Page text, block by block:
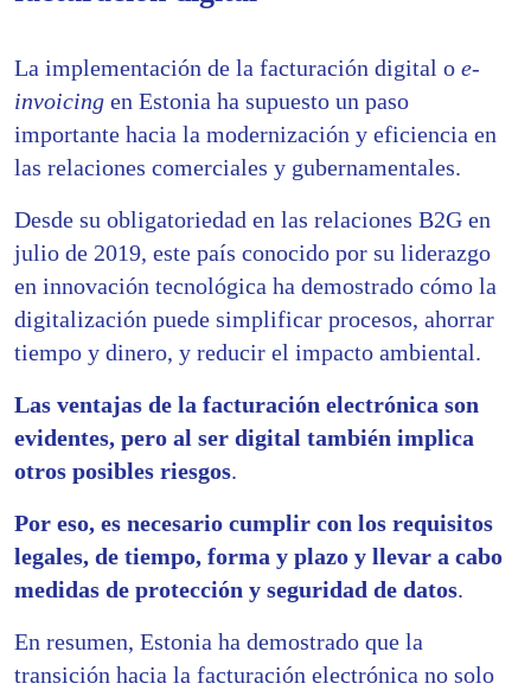
La implementación de la facturación digital o e-
invoicing en Estonia ha supuesto un paso
importante hacia la modernización y eficiencia en
las relaciones comerciales y gubernamentales.
Desde su obligatoriedad en las relaciones B2G en
julio de 2019, este país conocido por su liderazgo
en innovación tecnológica ha demostrado cómo la
digitalización puede simplificar procesos, ahorrar
tiempo y dinero, y reducir el impacto ambiental.
Las ventajas de la facturación electrónica son
evidentes, pero al ser digital también implica
otros posibles riesgos.
Por eso, es necesario cumplir con los requisitos
legales, de tiempo, forma y plazo y llevar a cabo
medidas de protección y seguridad de datos.
En resumen, Estonia ha demostrado que la
transición hacia la facturación electrónica no solo